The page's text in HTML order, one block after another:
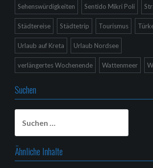
Sehenswürdigkeiten Sentido Mikri Poli
Städtereise Städtetrip Tourismus
Urlaub auf Kreta Urlaub Nordsee
verlängertes Wochenende Wattenmeer
Suchen
nach:
Ähnliche Inhalte